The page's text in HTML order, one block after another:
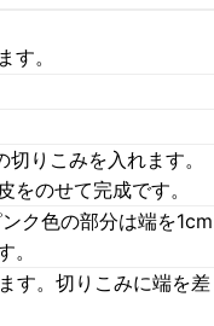
す。
りこみを入れます。
をのせて完成です。
ク色の部分は端を1cm
。
す。切りこみに端を差